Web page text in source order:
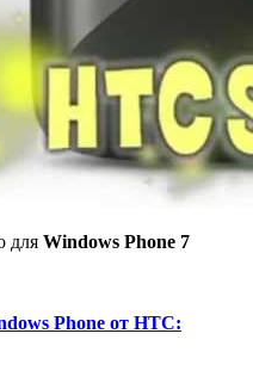
для Windows Phone 7
Phone от HTC: